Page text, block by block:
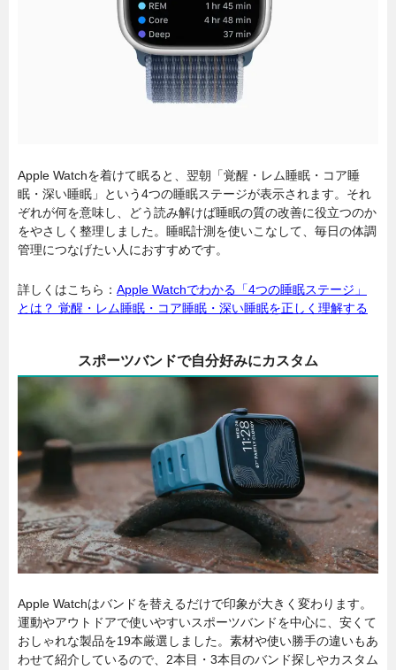
Apple Watchを着けて眠ると、翌朝「覚醒・レム睡眠・コア睡
眠・深い睡眠」という4つの睡眠ステージが表示されます。それ
ぞれが何を意味し、どう読み解けば睡眠の質の改善に役立つのか
をやさしく整理しました。睡眠計測を使いこなして、毎日の体調
管理につなげたい人におすすめです。
詳しくはこちら： Apple Watchでわかる「4つの睡眠ステージ」
とは？ 覚醒・レム睡眠・コア睡眠・深い睡眠を正しく理解する
スポーツバンドで自分好みにカスタム
Apple Watchはバンドを替えるだけで印象が大きく変わります。
運動やアウトドアで使いやすいスポーツバンドを中心に、安くて
おしゃれな製品を19本厳選しました。素材や使い勝手の違いもあ
わせて紹介しているので、2本目・3本目のバンド探しやカスタム